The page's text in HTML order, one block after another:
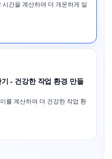
간을 계산하여 더 개운하게 일
- 건강한 작업 환경 만들
를 계산하여 더 건강한 작업 환